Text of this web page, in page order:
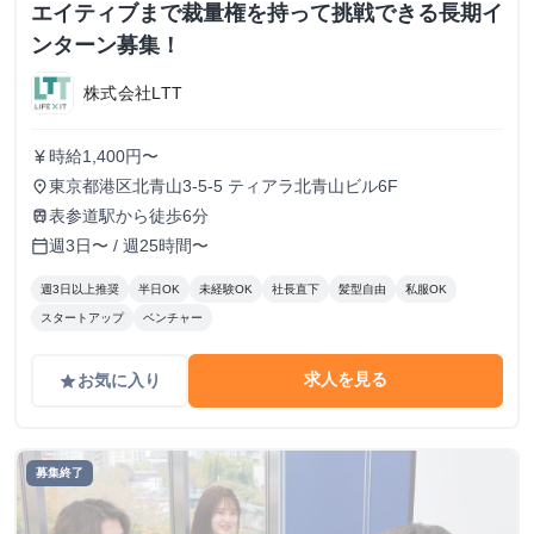
エイティブまで裁量権を持って挑戦できる長期イ
ンターン募集！
株式会社LTT
currency_yen 時給1,400円〜
place東京都港区北青山3-5-5 ティアラ北青山ビル6F
train表参道駅から徒歩6分
calendar_today週3日〜 / 週25時間〜
週3日以上推奨 半日OK 未経験OK 社長直下 髪型自由 私服OK
スタートアップ ベンチャー
gradeお気に入り 求人を見る
募集終了